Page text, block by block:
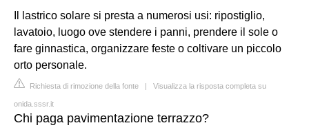
Il lastrico solare si presta a numerosi usi: ripostiglio,
lavatoio, luogo ove stendere i panni, prendere il sole o
fare ginnastica, organizzare feste o coltivare un piccolo
orto personale.
Richiesta di rimozione della fonte | Visualizza la risposta completa su
onida.sssr.it
Chi paga pavimentazione terrazzo?